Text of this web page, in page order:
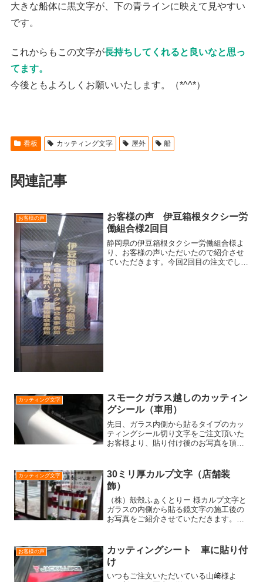
大きな船体に黒文字が、下の青ラインに映えて見やすい
です。
これからもこの文字が長持ちしてくれると良いなと思っ
てます。
今後ともよろしくお願いいたします。（*^^*）
看板 カッティング文字 屋外 船
関連記事
お客様の声
お客様の声 伊豆箱根タクシー労
働組合様2回目
静岡県の伊豆箱根タクシー労働組合様よ
り、お客様の声いただいたので紹介させ
ていただきます。今回2回目の注文でした
カッティング文字
スモークガラス越しのカッティン
グシール（車用）
先日、ガラス内側から貼るタイプのカッ
ティングシール切り文字をご注文頂いた
お客様より、貼り付け後のお写真を頂き
ますね。程よい大きさで、さりげない感
じが良いです。お写真、誠に...
カッティング文字
30ミリ厚カルプ文字（店舗装
飾）
（株）殻殻ふぁくとりー 様カルプ文字と
ガラスの内側から貼る鏡文字の施工後の
お写真をご紹介させていただきます。画
製作させていただきました。とってもお
しゃれな事務所の壁...
お客様の声
カッティングシート 車に貼り付
け
いつもご注文いただいている山﨑様よ